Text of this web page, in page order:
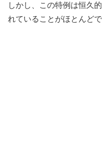
しかし、この特例は恒久
れていることがほとんどで